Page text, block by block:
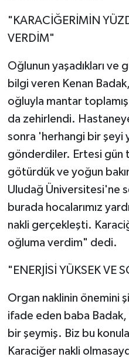
"KARACİĞERİMİN
VERDİM"
Oğlunun yaşadıkları ve
bilgi veren Kenan
oğluyla mantar
da zehirlendi.
sonra 'herhangi bir şeyi
gönderdiler. Ertesi gün
götürdük ve yoğun
Uludağ Üniversitesi'ne
burada hocalarımız
nakli gerçekleşti.
oğluma verdim" dedi.
"ENERJİSİ YÜKSEK VE
Organ naklinin önemini
ifade eden baba
bir şeymiş. Biz bu
Karaciğer nakli